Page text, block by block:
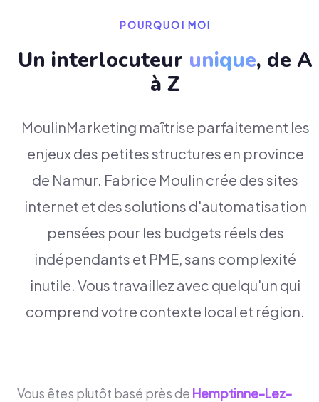
POURQUOI MOI
Un interlocuteur unique, de A
à Z
MoulinMarketing maîtrise parfaitement les
enjeux des petites structures en province
de Namur. Fabrice Moulin crée des sites
internet et des solutions d'automatisation
pensées pour les budgets réels des
indépendants et PME, sans complexité
inutile. Vous travaillez avec quelqu'un qui
comprend votre contexte local et région.
Vous êtes plutôt basé près de Hemptinne-Lez-